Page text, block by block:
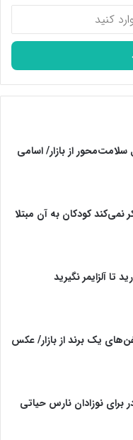
نمی‌کند کودکان به آن مبتلا
تا آلزایمر نگیرید
یک برند از بازار/ عکس
برای نوزادان نارس حیاتی